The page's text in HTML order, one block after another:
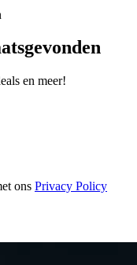
en meer!
ons Privacy Policy